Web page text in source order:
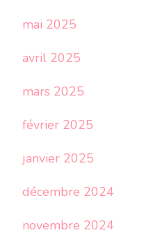
mai 2025
avril 2025
mars 2025
février 2025
janvier 2025
décembre 2024
novembre 2024